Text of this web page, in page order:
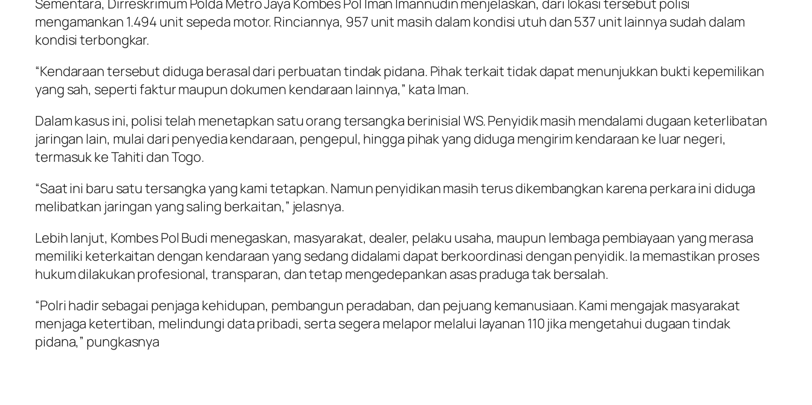
mengamankan 1.494 unit sepeda motor. Rinciannya, 957 unit masih dalam kondisi utuh dan 537 unit lainnya sudah dalam
kondisi terbongkar.
“Kendaraan tersebut diduga berasal dari perbuatan tindak pidana. Pihak terkait tidak dapat menunjukkan bukti kepemilikan
yang sah, seperti faktur maupun dokumen kendaraan lainnya,” kata Iman.
Dalam kasus ini, polisi telah menetapkan satu orang tersangka berinisial WS. Penyidik masih mendalami dugaan keterlibatan
jaringan lain, mulai dari penyedia kendaraan, pengepul, hingga pihak yang diduga mengirim kendaraan ke luar negeri,
termasuk ke Tahiti dan Togo.
“Saat ini baru satu tersangka yang kami tetapkan. Namun penyidikan masih terus dikembangkan karena perkara ini diduga
melibatkan jaringan yang saling berkaitan,” jelasnya.
Lebih lanjut, Kombes Pol Budi menegaskan, masyarakat, dealer, pelaku usaha, maupun lembaga pembiayaan yang merasa
memiliki keterkaitan dengan kendaraan yang sedang didalami dapat berkoordinasi dengan penyidik. Ia memastikan proses
hukum dilakukan profesional, transparan, dan tetap mengedepankan asas praduga tak bersalah.
“Polri hadir sebagai penjaga kehidupan, pembangun peradaban, dan pejuang kemanusiaan. Kami mengajak masyarakat
menjaga ketertiban, melindungi data pribadi, serta segera melapor melalui layanan 110 jika mengetahui dugaan tindak
pidana,” pungkasnya